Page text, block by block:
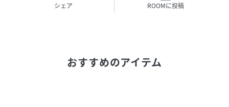
シェア ROOMに投稿
おすすめのアイテム